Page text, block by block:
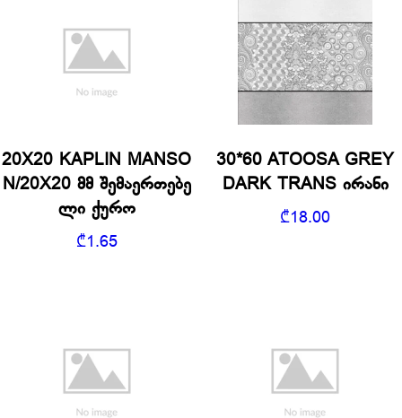
20X20 KAPLIN MANSO
N/20X20 მმ შემაერთებე
ლი ქურო
₾1.65
30*60 ATOOSA GREY
DARK TRANS ირანი
₾18.00